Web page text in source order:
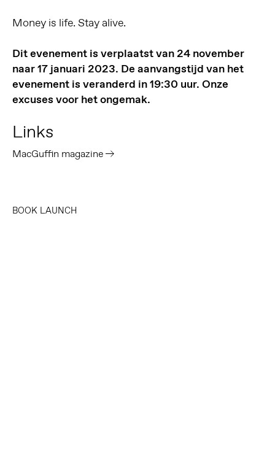
Money is life. Stay alive.
Dit evenement is verplaatst van 24 november
naar 17 januari 2023. De aanvangstijd van het
evenement is veranderd in 19:30 uur. Onze
excuses voor het ongemak.
Links
MacGuffin magazine
BOOK LAUNCH